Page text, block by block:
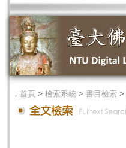
． 首頁 > 檢索系統 > 書目檢索 >